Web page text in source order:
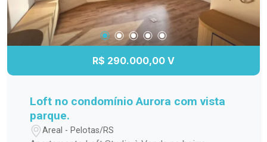
R$ 290.000,00 V
Loft no condomínio Aurora com vista
parque.
Areal - Pelotas/RS